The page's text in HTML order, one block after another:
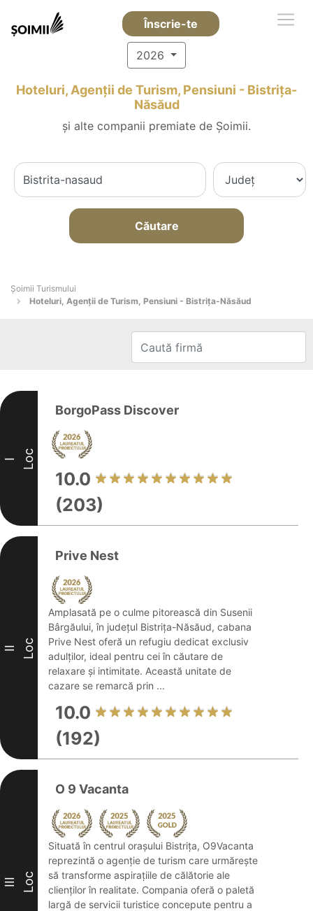
Înscrie-te
2026
Hoteluri, Agenții de Turism, Pensiuni - Bistriţa-
Năsăud
și alte companii premiate de Șoimii.
Căutare
Șoimii Turismului
Hoteluri, Agenții de Turism, Pensiuni - Bistriţa-Năsăud
I Loc
BorgoPass Discover
10.0
(203)
II Loc
Prive Nest
Amplasată pe o culme pitorească din Susenii
Bârgăului, în județul Bistrița-Năsăud, cabana
Prive Nest oferă un refugiu dedicat exclusiv
adulților, ideal pentru cei în căutare de
relaxare și intimitate. Această unitate de
cazare se remarcă prin ...
10.0
(192)
III Loc
O 9 Vacanta
Situată în centrul orașului Bistrița, O9Vacanta
reprezintă o agenție de turism care urmărește
să transforme aspirațiile de călătorie ale
clienților în realitate. Compania oferă o paletă
largă de servicii turistice concepute pentru a